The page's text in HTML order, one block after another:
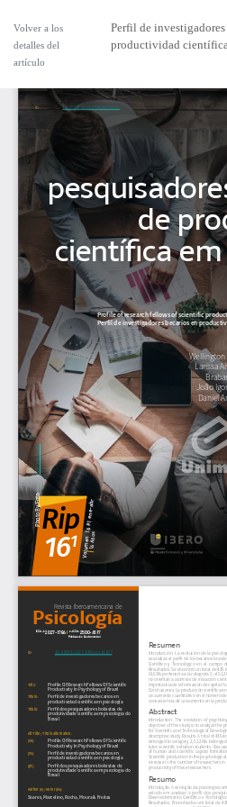
Volver a los
detalles del
artículo
Perfil de investigadores
productividad